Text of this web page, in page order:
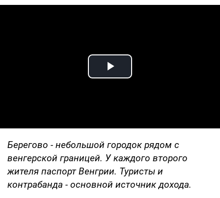
Play Video
Берегово - небольшой городок рядом с
венгерской границей. У каждого второго
жителя паспорт Венгрии. Туристы и
контрабанда - основной источник дохода.